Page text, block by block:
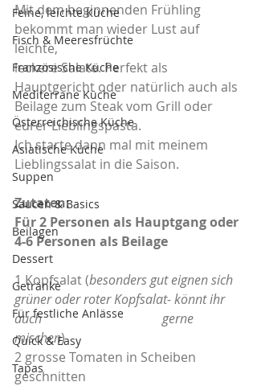
Feine, leichte Küche
Fisch & Meeresfrüchte
Französische Küche
Mediterrane Küche
Österreichische Küche
Asiatische Küche
Suppen
Saucen & Basics
Beilagen
Dessert
Getränke
Für festliche Anlässe
Quick & Easy
Tapas
Mit dem beginnenden Frühling
bekommt man wieder Lust auf
leichte,
leckere Salate. Perfekt als
Hauptgericht oder natürlich auch als
Beilage zum Steak vom Grill oder
eurer Lieblingspasta.
Ich starte dann mal mit meinem
Lieblingssalat in die Saison.
Zutaten:
Für 2 Personen als Hauptgang oder
4-6 Personen als Beilage
1 Kopfsalat (besonders gut eignen sich
grüner oder roter Kopfsalat- könnt ihr
auch    			      gerne
mischen)
2 grosse Tomaten in Scheiben
geschnitten